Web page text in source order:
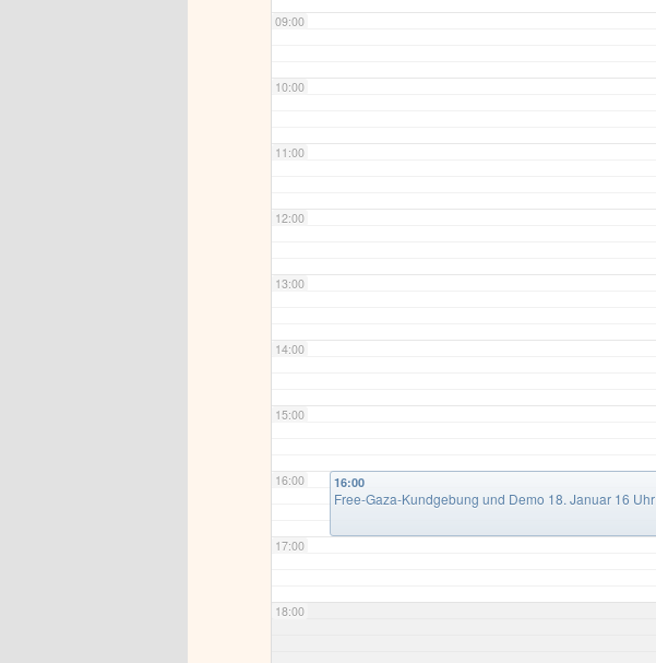
09:00
10:00
11:00
12:00
13:00
14:00
15:00
16:00
17:00
18:00
16:00
Free-Gaza-Kundgebung und Demo 18. Januar 16 Uhr